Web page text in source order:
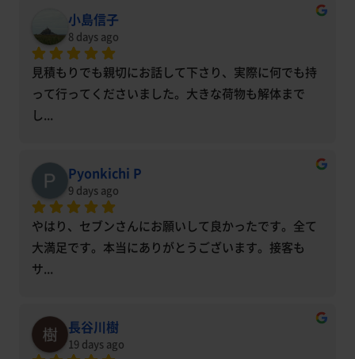
小島信子
8 days ago
見積もりでも親切にお話して下さり、実際に何でも持
って行ってくださいました。大きな荷物も解体まで
し...
Pyonkichi P
9 days ago
やはり、セブンさんにお願いして良かったです。全て
大満足です。本当にありがとうございます。接客も
サ...
長谷川樹
19 days ago